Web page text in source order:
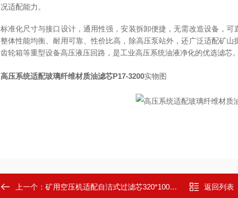
况适配能力。
标准化尺寸与接口设计，通用性强，安装拆卸便捷，无需改造设备，可
整体性能均衡、耐用可靠、性价比高，除高压泵站外，还广泛适配矿
齿轮箱等重型设备高压液压回路，是工业高压系统油液净化的优选滤芯。
高压系统适配玻璃纤维材质油滤芯P17-3200实物图
上一个： 矿用空压机适配自洁式过滤芯320*1000mm 返回列表